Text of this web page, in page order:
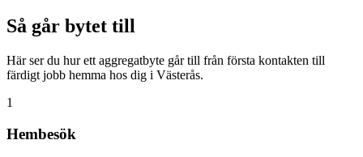
Så går bytet till
Här ser du hur ett aggregatbyte går till från första kontakten till
färdigt jobb hemma hos dig i Västerås.
1
Hembesök